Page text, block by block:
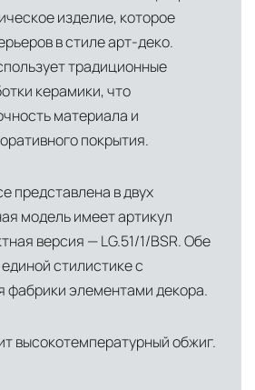
полный контроль над
распределительных
располагаем
узлами в ключевых
региональный центр для
и Азии
база для
—
хаб для европейского рынка
изделие, которое
в стиле арт-деко.
традиционные
керамики, что
материала и
покрытия.
представлена в двух
модель имеет артикул
версия — LG.51/1/BSR. Обе
стилистике с
фабрики элементами декора.
высокотемпературный обжиг.